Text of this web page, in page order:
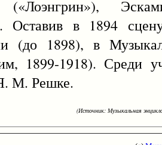
(«Лоэнгрин»),
Оставив в 1894
(до 1898), в
1899-1918). Среди
М. Решке.
(Источник: Музыкальная